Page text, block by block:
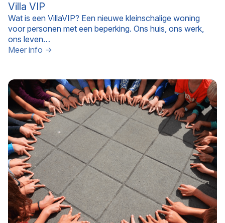
Villa VIP
Wat is een VillaVIP? Een nieuwe kleinschalige woning
voor personen met een beperking. Ons huis, ons werk,
ons leven…
Meer info →